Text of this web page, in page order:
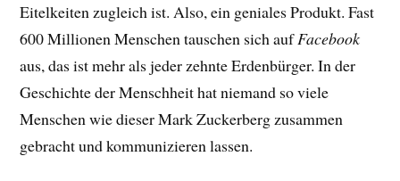
Eitelkeiten zugleich ist. Also, ein geniales Produkt. Fast
600 Millionen Menschen tauschen sich aufFacebook
aus, das ist mehr als jeder zehnte Erdenbürger. In der
Geschichte der Menschheit hat niemand so viele
Menschen wie dieser Mark Zuckerberg zusammen
gebracht und kommunizieren lassen.